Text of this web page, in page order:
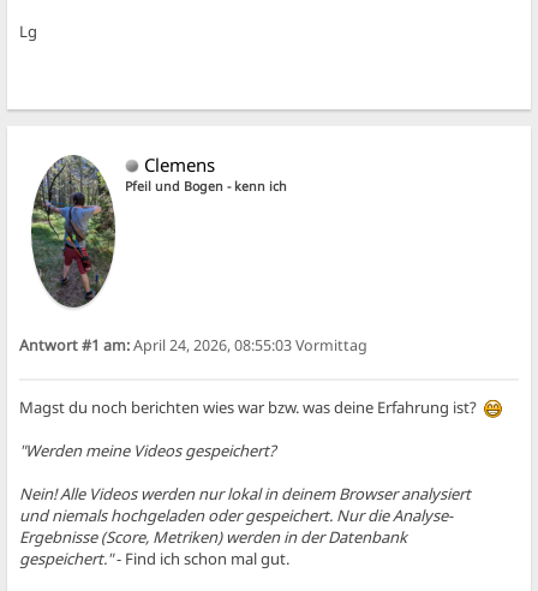
Lg
Clemens
Pfeil und Bogen - kenn ich
Antwort #1 am:April 24, 2026, 08:55:03 Vormittag
Magst du noch berichten wies war bzw. was deine Erfahrung ist?
"Werden meine Videos gespeichert?
Nein! Alle Videos werden nur lokal in deinem Browser analysiert
und niemals hochgeladen oder gespeichert. Nur die Analyse-
Ergebnisse (Score, Metriken) werden in der Datenbank
gespeichert."- Find ich schon mal gut.